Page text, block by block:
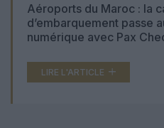
Aéroports du Maroc : la
d’embarquement passe
numérique avec Pax
LIRE L'ARTICLE